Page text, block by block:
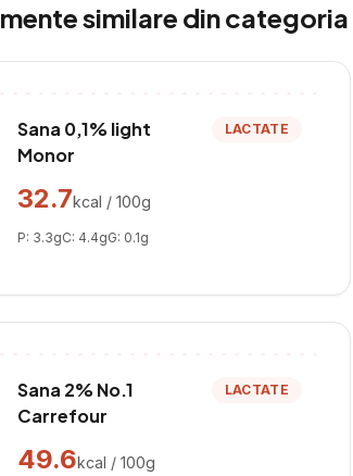
similare din categoria
Sana 0,1% light
Monor
LACTATE
32.7kcal / 100g
P: 3.3gC: 4.4gG: 0.1g
Sana 2% No.1
Carrefour
LACTATE
49.6kcal / 100g